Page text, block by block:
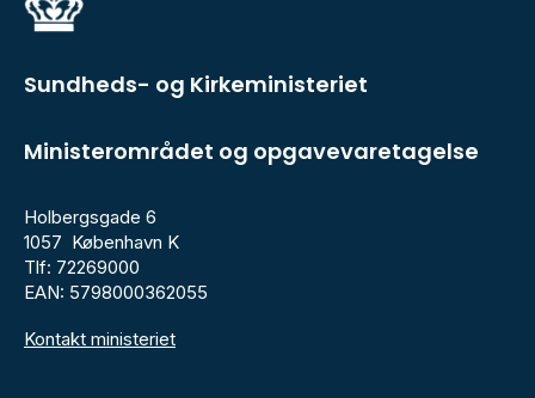
Sundheds- og Kirkeministeriet
Ministerområdet og opgavevaretagelse
Holbergsgade 6
1057 København K
Tlf: 72269000
EAN: 5798000362055
Kontakt ministeriet